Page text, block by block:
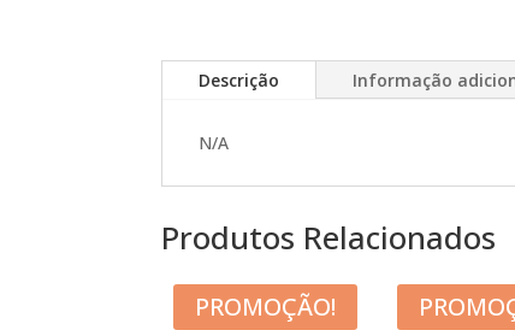
Descrição Informação
N/A
Produtos Relacionados
PROMOÇÃO!